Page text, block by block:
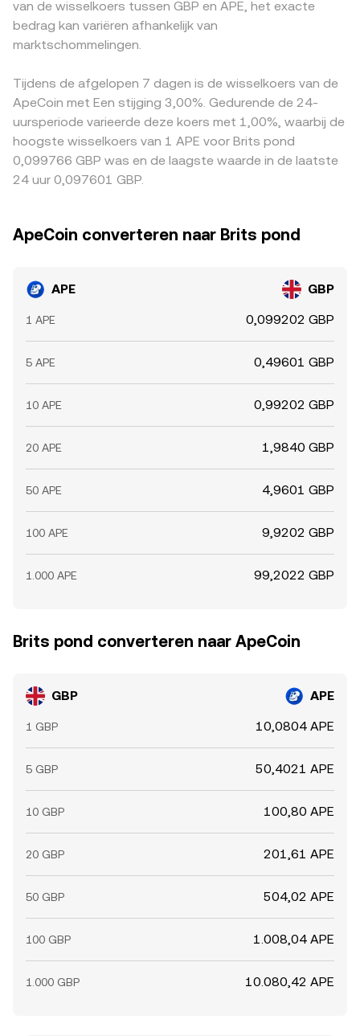
funding rates in APE‑perpetuals sturen long‑ of
short‑positieopbouw aan, maandelijkse
token‑unlock‑events en grote on-chain verschuivingen
aanbod, en eventuele opties‑aflopen of geconcentreerde
orderstromen op grote beurzen kunnen plotselinge
prijsbewegingen in de APE/GBP conversion rate
veroorzaken.
conversion rate een gecombineerde weergave is van
meerdere onderliggende markten.
Daarnaast werkt de USDT‑basis door in de
APE/GBP‑notering wanneer de prijs via APE/USDT en
GBP/USDT wordt afgeleid; een lichte premie of discount
uiteindelijke pondprijs. Arbitrageurs kopen waar APE/GBP
goedkoper is en verkopen waar het duurder is, wat de
marktprijzen doorgaans naar elkaar toetrekt, maar
fricties zoals transactiekosten, opnametijden en risico
rond snelle koersbewegingen maken deze uitlijning
van de wisselkoers tussen GBP en APE, het exacte
bedrag kan variëren afhankelijk van
marktschommelingen.
Tijdens de afgelopen 7 dagen is de wisselkoers van de
ApeCoin met Een stijging 3,00%. Gedurende de 24-
uursperiode varieerde deze koers met 1,00%, waarbij de
hoogste wisselkoers van 1 APE voor Brits pond
0,099766 GBP was en de laagste waarde in de laatste
24 uur 0,097601 GBP.
ApeCoin converteren naar Brits pond
APE GBP
1 APE 0,099202 GBP
5 APE 0,49601 GBP
10 APE 0,99202 GBP
20 APE 1,9840 GBP
50 APE 4,9601 GBP
100 APE 9,9202 GBP
1.000 APE 99,2022 GBP
Brits pond converteren naar ApeCoin
GBP APE
1 GBP 10,0804 APE
5 GBP 50,4021 APE
10 GBP 100,80 APE
20 GBP 201,61 APE
50 GBP 504,02 APE
100 GBP 1.008,04 APE
1.000 GBP 10.080,42 APE